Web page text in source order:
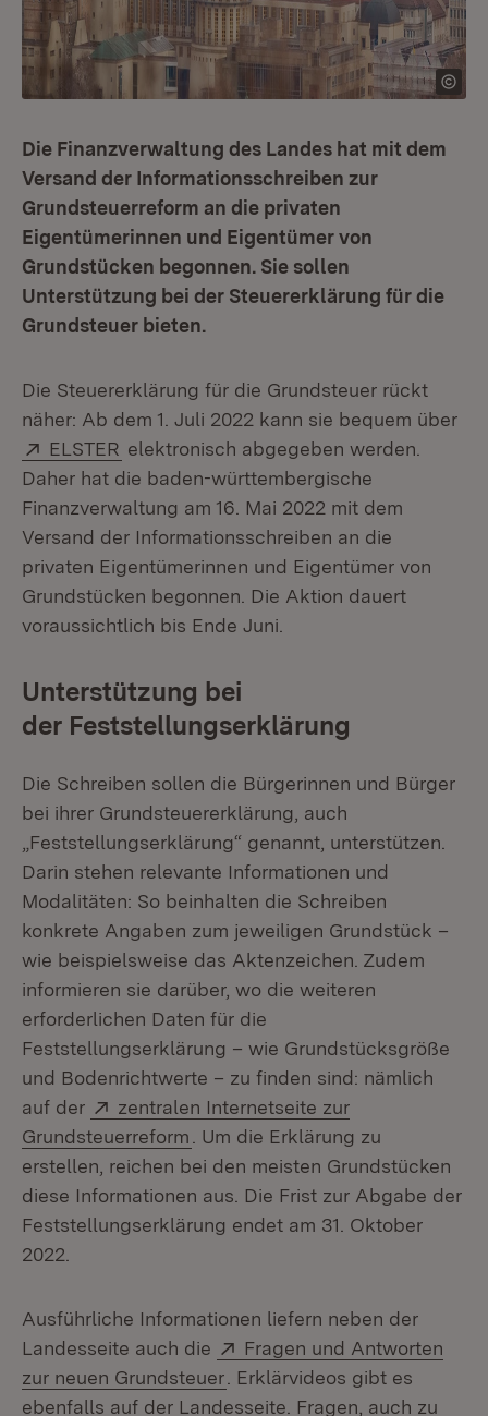
Die Finanzverwaltung des Landes hat mit dem
Versand der Informationsschreiben zur
Grundsteuerreform an die privaten
Eigentümerinnen und Eigentümer von
Grundstücken begonnen. Sie sollen
Unterstützung bei der Steuererklärung für die
Grundsteuer bieten.
Die Steuererklärung für die Grundsteuer rückt
näher: Ab dem 1. Juli 2022 kann sie bequem über
Extern:
ELSTER (Öffnet in neuem Fenster)
elektronisch abgegeben werden.
Daher hat die baden-württembergische
Finanzverwaltung am 16. Mai 2022 mit dem
Versand der Informationsschreiben an die
privaten Eigentümerinnen und Eigentümer von
Grundstücken begonnen. Die Aktion dauert
voraussichtlich bis Ende Juni.
Unterstützung bei
der Feststellungserklärung
Die Schreiben sollen die Bürgerinnen und Bürger
bei ihrer Grundsteuererklärung, auch
„Feststellungserklärung“ genannt, unterstützen.
Darin stehen relevante Informationen und
Modalitäten: So beinhalten die Schreiben
konkrete Angaben zum jeweiligen Grundstück –
wie beispielsweise das Aktenzeichen. Zudem
informieren sie darüber, wo die weiteren
erforderlichen Daten für die
Feststellungserklärung – wie Grundstücksgröße
und Bodenrichtwerte – zu finden sind: nämlich
auf der
Extern:
zentralen Internetseite zur
Grundsteuerreform (Öffnet in neuem Fenster)
. Um die Erklärung zu
erstellen, reichen bei den meisten Grundstücken
diese Informationen aus. Die Frist zur Abgabe der
Feststellungserklärung endet am 31. Oktober
2022.
Ausführliche Informationen liefern neben der
Landesseite auch die
Extern:
Fragen und Antworten
zur neuen Grundsteuer (Öffnet in neuem Fenster)
. Erklärvideos gibt es
ebenfalls auf der Landesseite. Fragen, auch zu